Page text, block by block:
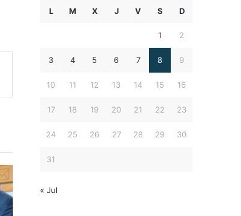
L M X J V S D
1 2
3 4 5 6 7 8 9
10 11 12 13 14 15 16
17 18 19 20 21 22 23
24 25 26 27 28 29 30
31
« Jul